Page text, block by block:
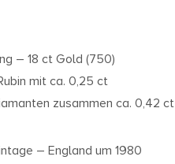
– 18 ct Gold (750)
mit ca. 0,25 ct
zusammen ca. 0,42 ct
– England um 1980